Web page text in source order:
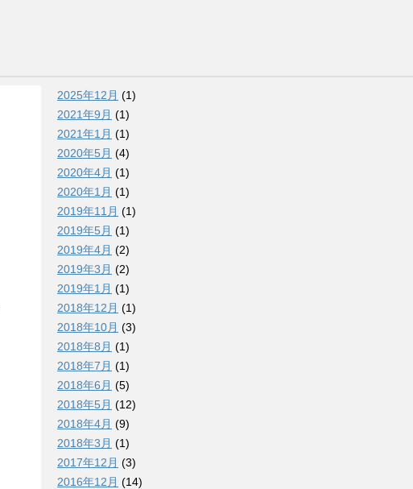
2025年12月 (1)
2021年9月 (1)
2021年1月 (1)
2020年5月 (4)
2020年4月 (1)
2020年1月 (1)
2019年11月 (1)
2019年5月 (1)
2019年4月 (2)
2019年3月 (2)
2019年1月 (1)
2018年12月 (1)
2018年10月 (3)
2018年8月 (1)
2018年7月 (1)
2018年6月 (5)
2018年5月 (12)
2018年4月 (9)
2018年3月 (1)
2017年12月 (3)
2016年12月 (14)